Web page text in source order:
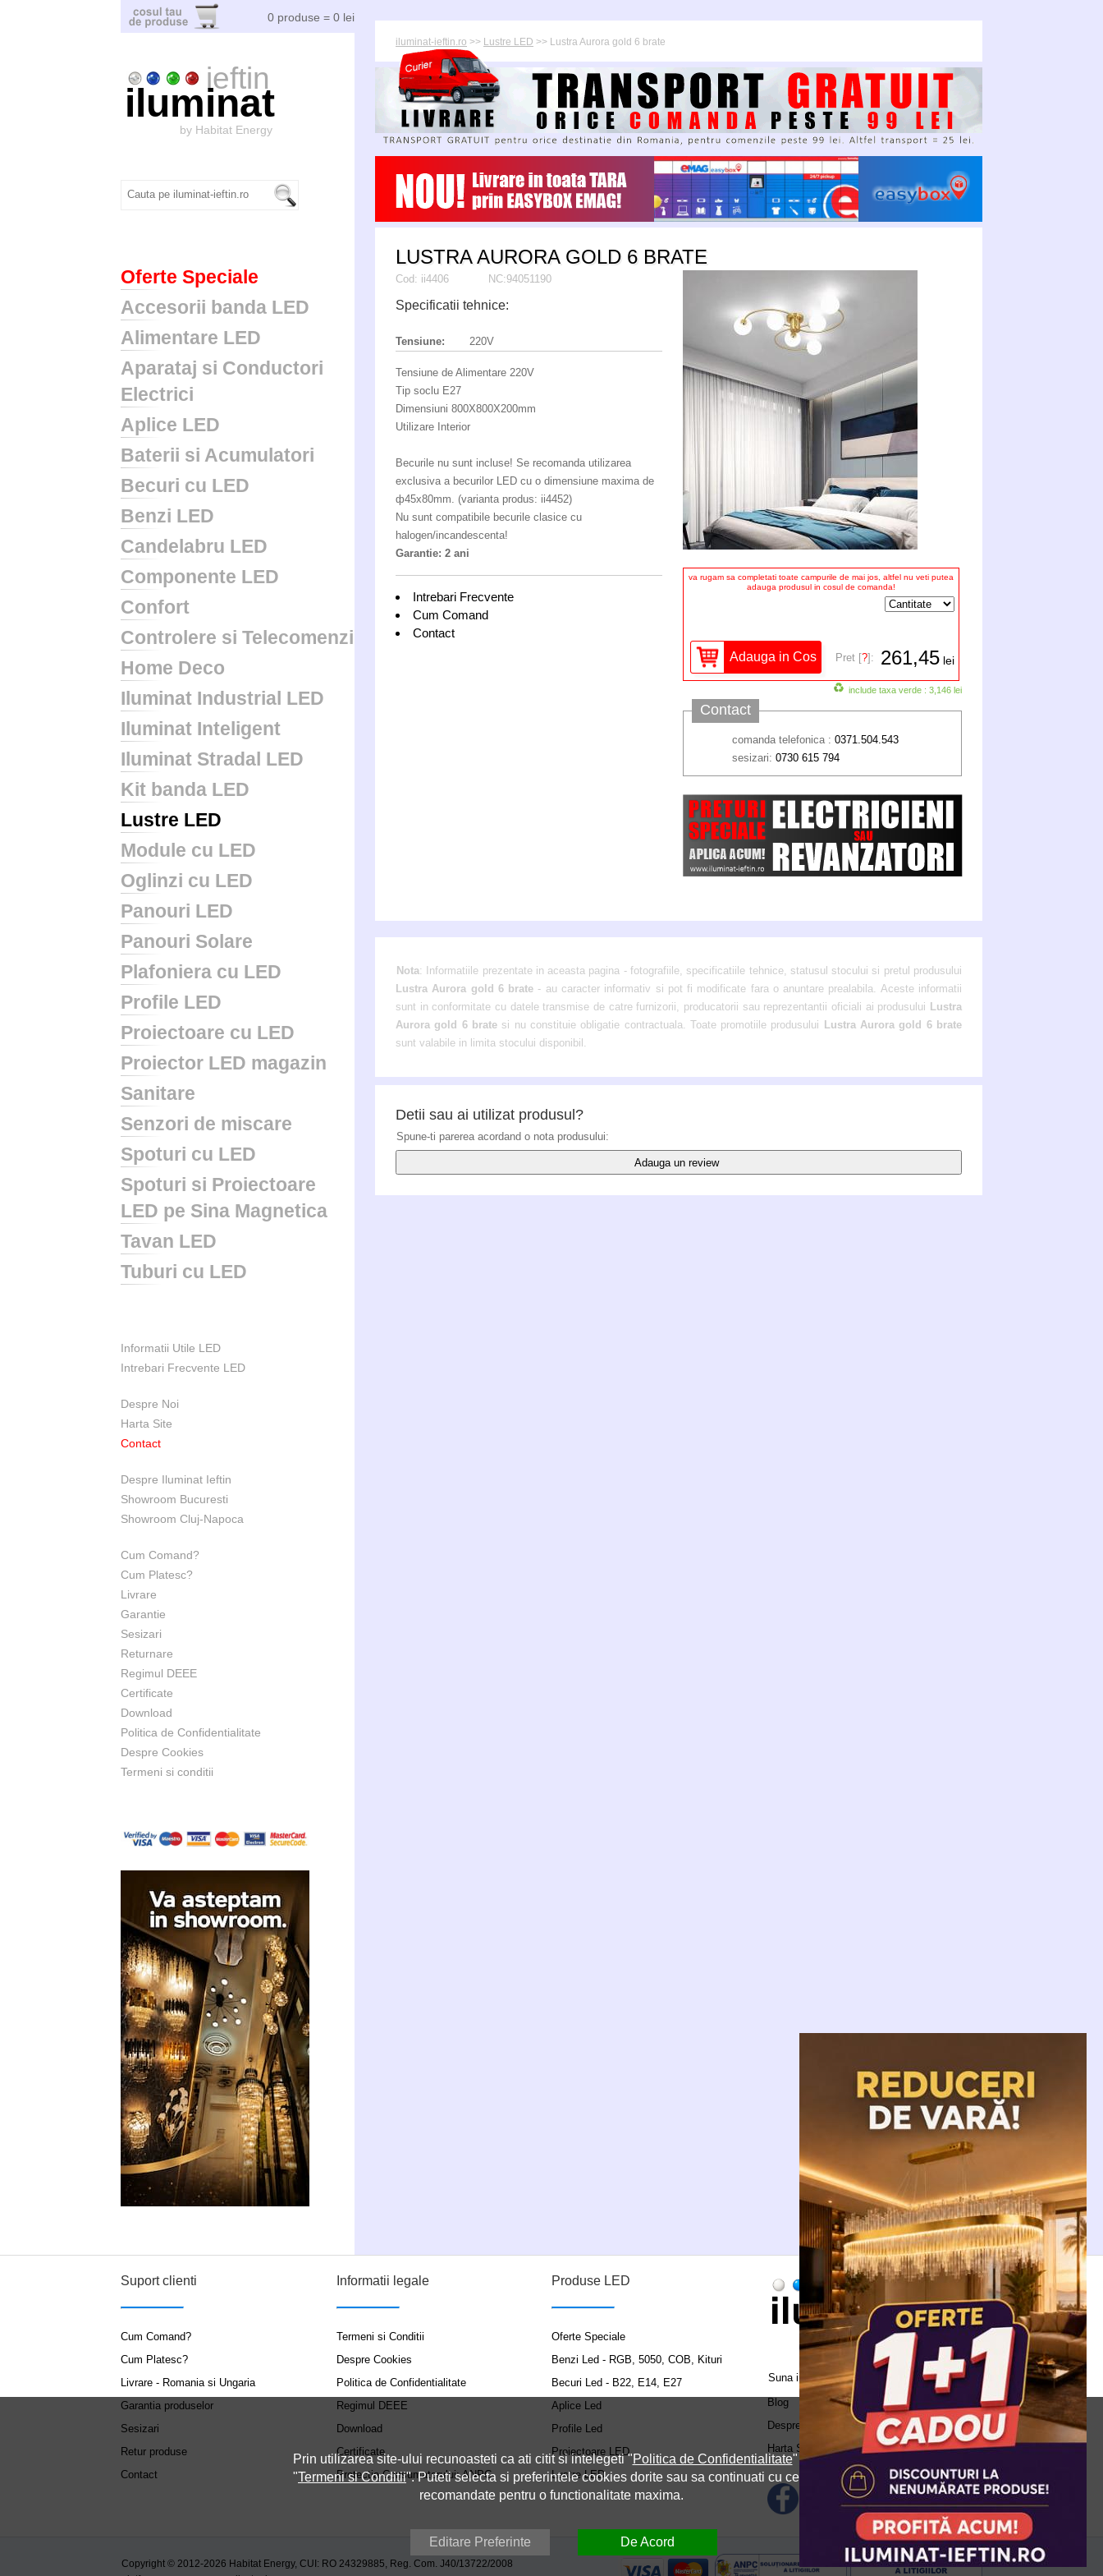
0 produse = 0 lei
ieftin
iluminat
by Habitat Energy
Oferte Speciale
Accesorii banda LED
Alimentare LED
Aparataj si Conductori
Electrici
Aplice LED
Baterii si Acumulatori
Becuri cu LED
Benzi LED
Candelabru LED
Componente LED
Confort
Controlere si Telecomenzi
Home Deco
Iluminat Industrial LED
Iluminat Inteligent
Iluminat Stradal LED
Kit banda LED
Lustre LED
Module cu LED
Oglinzi cu LED
Panouri LED
Panouri Solare
Plafoniera cu LED
Profile LED
Proiectoare cu LED
Proiector LED magazin
Sanitare
Senzori de miscare
Spoturi cu LED
Spoturi si Proiectoare
LED pe Sina Magnetica
Tavan LED
Tuburi cu LED
Informatii Utile LED
Intrebari Frecvente LED
Despre Noi
Harta Site
Contact
Despre Iluminat Ieftin
Showroom Bucuresti
Showroom Cluj-Napoca
Cum Comand?
Cum Platesc?
Livrare
Garantie
Sesizari
Returnare
Regimul DEEE
Certificate
Download
Politica de Confidentialitate
Despre Cookies
Termeni si conditii
iluminat-ieftin.ro >> Lustre LED >> Lustra Aurora gold 6 brate
LUSTRA AURORA GOLD 6 BRATE
Cod: ii4406 NC:94051190
Specificatii tehnice:
Tensiune: 220V
Tensiune de Alimentare 220V
Tip soclu E27
Dimensiuni 800X800X200mm
Utilizare Interior
Becurile nu sunt incluse! Se recomanda utilizarea
exclusiva a becurilor LED cu o dimensiune maxima de
ф45x80mm. (varianta produs: ii4452)
Nu sunt compatibile becurile clasice cu
halogen/incandescenta!
Garantie: 2 ani
Intrebari Frecvente
Cum Comand
Contact
va rugam sa completati toate campurile de mai jos, altfel nu veti putea
adauga produsul in cosul de comanda!
Pret [?]: 261,45 lei
include taxa verde : 3,146 lei
Contact
comanda telefonica : 0371.504.543
sesizari: 0730 615 794
Nota: Informatiile prezentate in aceasta pagina - fotografiile, specificatiile tehnice, statusul stocului si pretul produsului
Lustra Aurora gold 6 brate - au caracter informativ si pot fi modificate fara o anuntare prealabila. Aceste informatii
sunt in conformitate cu datele transmise de catre furnizorii, producatorii sau reprezentantii oficiali ai produsului Lustra
Aurora gold 6 brate si nu constituie obligatie contractuala. Toate promotiile produsului
Lustra Aurora gold 6 brate
sunt valabile in limita stocului disponibil.
Detii sau ai utilizat produsul?
Spune-ti parerea acordand o nota produsului:
Adauga un review
Suport clienti
Cum Comand?
Cum Platesc?
Livrare - Romania si Ungaria
Garantia produselor
Sesizari
Retur produse
Contact
Informatii legale
Termeni si Conditii
Despre Cookies
Politica de Confidentialitate
Regimul DEEE
Download
Certificate
Protecția Consumatorului: ANPC
Produse LED
Oferte Speciale
Benzi Led - RGB, 5050, COB, Kituri
Becuri Led - B22, E14, E27
Aplice Led
Profile Led
Proiectoare LED
Lustre LED
Suna in call center:
0371.504.543
Blog
Despre Noi
Harta Site
Copyright © 2012-2026 Habitat Energy, CUI: RO 24329885, Reg. Com. J40/13722/2008
Prin utilizarea site-ului recunoasteti ca ati citit si intelegeti "Politica de Confidentialitate" si
"Termeni si Conditii". Puteti selecta si preferintele cookies dorite sau sa continuati cu cele
recomandate pentru o functionalitate maxima.
Editare Preferinte De Acord